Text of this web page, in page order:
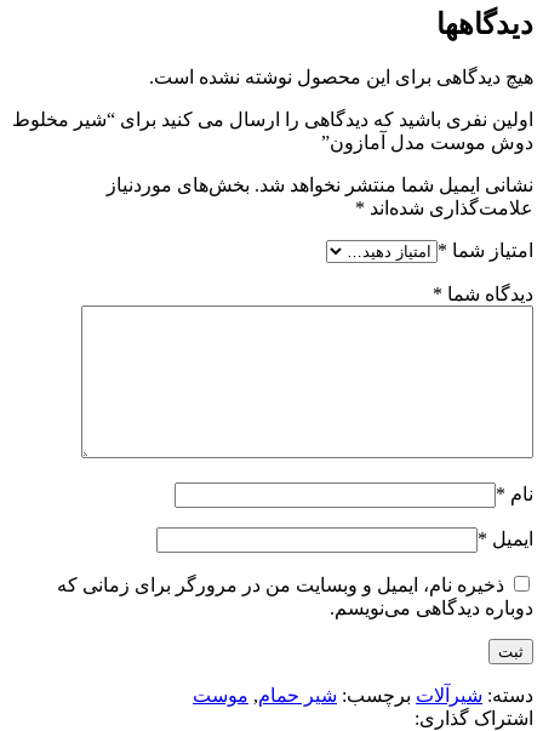
دیدگاهها
هیچ دیدگاهی برای این محصول نوشته نشده است.
اولین نفری باشید که دیدگاهی را ارسال می کنید برای “شیر مخلوط
دوش موست مدل آمازون”
نشانی ایمیل شما منتشر نخواهد شد. بخش‌های موردنیاز
علامت‌گذاری شده‌اند *
امتیاز شما *
دیدگاه شما *
نام *
ایمیل *
ذخیره نام، ایمیل و وبسایت من در مرورگر برای زمانی که
دوباره دیدگاهی می‌نویسم.
دسته: شیرآلات برچسب: شیر حمام, موست
اشتراک گذاری: